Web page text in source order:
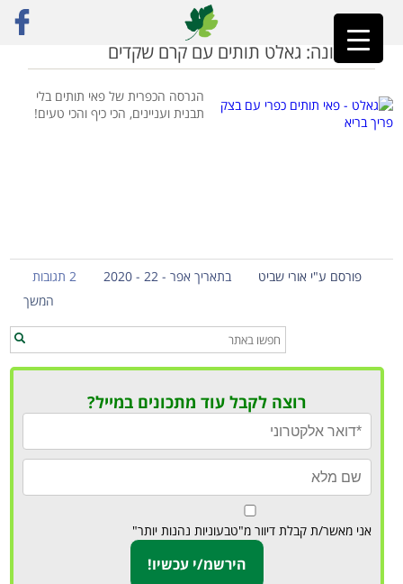
ראשי»פאי תותים טבעוני
סוף עונה: גאלט תותים עם קרם שקדים
הגרסה הכפרית של פאי תותים בלי
תבנית ועניינים, הכי כיף והכי טעים!
פורסם ע"י אורי שביט בתאריך אפר - 22 - 2020
2 תגובות
המשך
רוצה לקבל עוד מתכונים במייל?
אני מאשר/ת קבלת דיוור מ"טבעוניות נהנות יותר"